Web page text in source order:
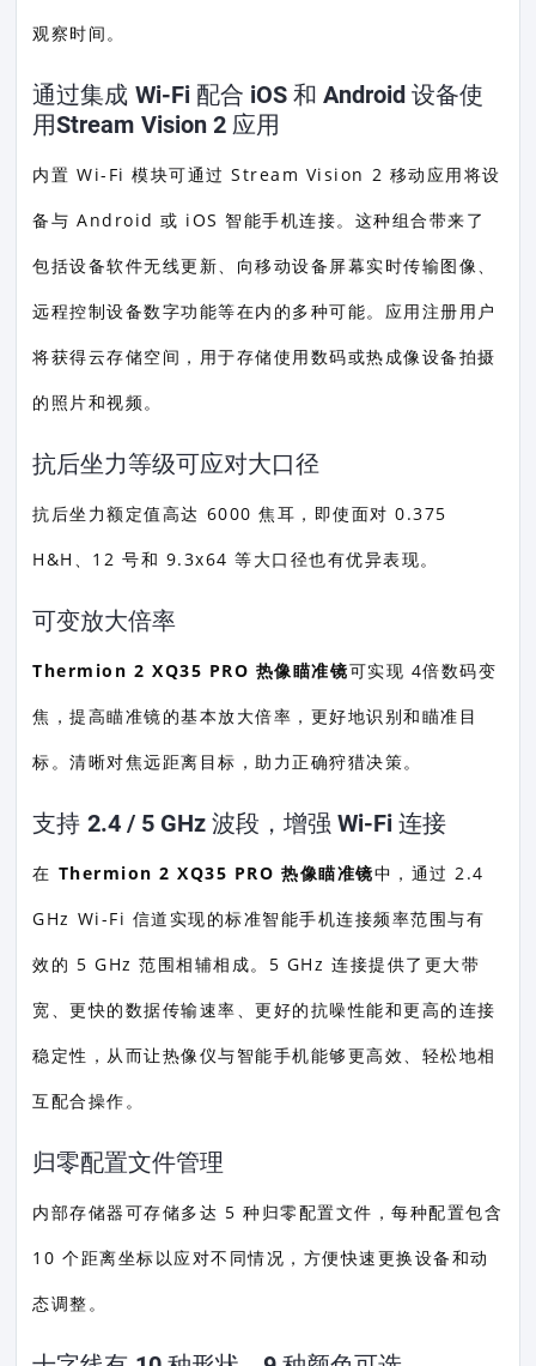
观察时间。
通过集成 Wi-Fi 配合 iOS 和 Android 设备使
用Stream Vision 2 应用
内置 Wi-Fi 模块可通过 Stream Vision 2 移动应用将设
备与 Android 或 iOS 智能手机连接。这种组合带来了
包括设备软件无线更新、向移动设备屏幕实时传输图像、
远程控制设备数字功能等在内的多种可能。应用注册用户
将获得云存储空间，用于存储使用数码或热成像设备拍摄
的照片和视频。
抗后坐力等级可应对大口径
抗后坐力额定值高达 6000 焦耳，即使面对 0.375
H&H、12 号和 9.3x64 等大口径也有优异表现。
可变放大倍率
Thermion 2 XQ35 PRO 热像瞄准镜可实现 4倍数码变
焦，提高瞄准镜的基本放大倍率，更好地识别和瞄准目
标。清晰对焦远距离目标，助力正确狩猎决策。
支持 2.4 / 5 GHz 波段，增强 Wi-Fi 连接
在 Thermion 2 XQ35 PRO 热像瞄准镜中，通过 2.4
GHz Wi-Fi 信道实现的标准智能手机连接频率范围与有
效的 5 GHz 范围相辅相成。5 GHz 连接提供了更大带
宽、更快的数据传输速率、更好的抗噪性能和更高的连接
稳定性，从而让热像仪与智能手机能够更高效、轻松地相
互配合操作。
归零配置文件管理
内部存储器可存储多达 5 种归零配置文件，每种配置包含
10 个距离坐标以应对不同情况，方便快速更换设备和动
态调整。